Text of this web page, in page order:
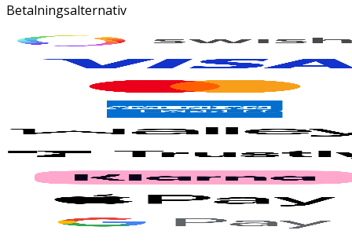
Betalningsalternativ